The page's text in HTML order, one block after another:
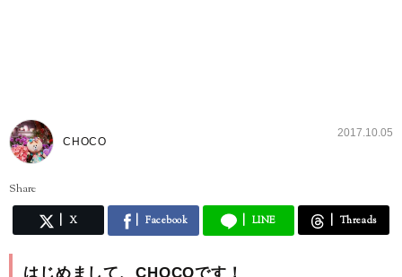
CHOCO
2017.10.05
Share
X Facebook LINE Threads
はじめまして、CHOCOです！